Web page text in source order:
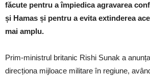
făcute pentru a împiedica agravarea
și Hamas și pentru a evita extinderea
mai amplu.
Prim-ministrul britanic Rishi Sunak a
direcționa mijloace militare în regiune,